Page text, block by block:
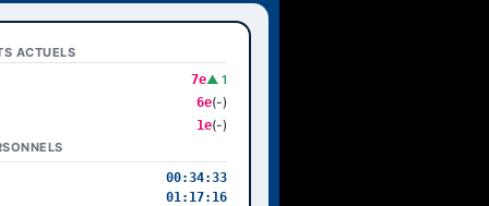
ACTUELS
7e▲ 1
6e(-)
1e(-)
00:34:33
01:17:16